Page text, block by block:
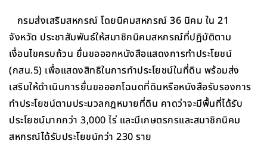
กรมส่งเสริมสหกรณ์ โดยนิคมสหกรณ์ 36 นิคม ใน 21
จังหวัด ประชาสัมพันธ์ให้สมาชิกนิคมสหกรณ์ที่ปฏิบัติตาม
เงื่อนไขครบถ้วน ยื่นขอออกหนังสือแสดงการทำประโยชน์
(กสน.5) เพื่อแสดงสิทธิในการทำประโยชน์ในที่ดิน พร้อมส่ง
เสริมให้ดำเนินการยื่นขอออกโฉนดที่ดินหรือหนังสือรับรองการ
ทำประโยชน์ตามประมวลกฎหมายที่ดิน คาดว่าจะมีพื้นที่ได้รับ
ประโยชน์มากกว่า 3,000 ไร่ และมีเกษตรกรและสมาชิกนิคม
สหกรณ์ได้รับประโยชน์กว่า 230 ราย